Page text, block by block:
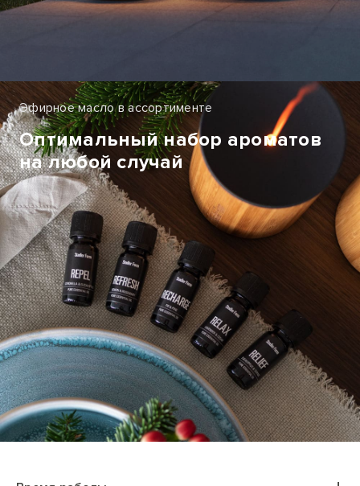
Эфирное масло в ассортименте
Оптимальный набор ароматов
на любой случай